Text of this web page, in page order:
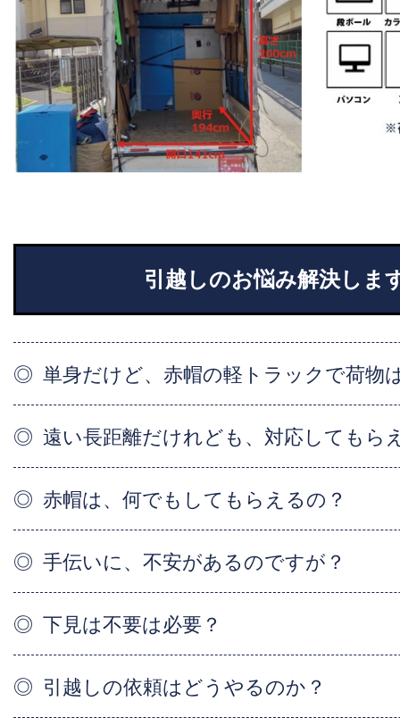
引越しのお悩み解決しま
単身だけど、赤帽の軽トラックで荷物
遠い長距離だけれども、対応してもら
赤帽は、何でもしてもらえるの？
手伝いに、不安があるのですが？
下見は不要は必要？
引越しの依頼はどうやるのか？